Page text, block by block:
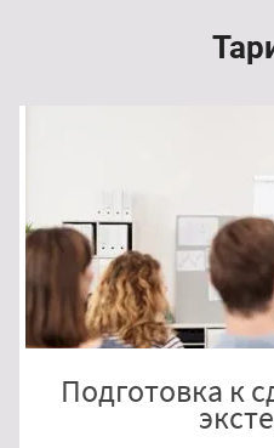
Подготовка к